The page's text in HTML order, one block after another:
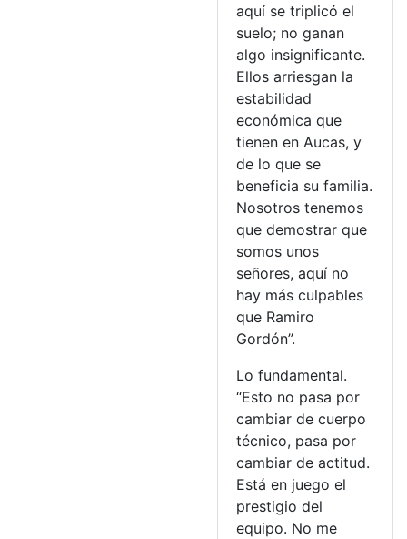
aquí se triplicó el
suelo; no ganan
algo insignificante.
Ellos arriesgan la
estabilidad
económica que
tienen en Aucas, y
de lo que se
beneficia su familia.
Nosotros tenemos
que demostrar que
somos unos
señores, aquí no
hay más culpables
que Ramiro
Gordón”.
Lo fundamental.
“Esto no pasa por
cambiar de cuerpo
técnico, pasa por
cambiar de actitud.
Está en juego el
prestigio del
equipo. No me